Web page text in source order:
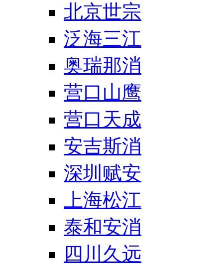
北京世宗
泛海三江
奥瑞那消
营口山鹰
营口天成
安吉斯消
深圳赋安
上海松江
泰和安消
四川久远